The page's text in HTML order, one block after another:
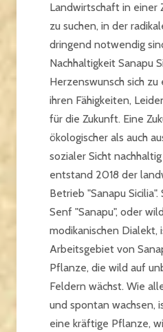
Landwirtschaft in einer
zu suchen, in der
dringend notwendig
Nachhaltigkeit Sanapu
Herzenswunsch sich
ihren Fähigkeiten,
für die Zukunft. Eine
ökologischer als auch
sozialer Sicht
entstand 2018 der
Betrieb "Sanapu
Senf "Sanapu", oder
modikanischen Dialekt,
Arbeitsgebiet von
Pflanze, die wild auf
Feldern wächst. Wie
und spontan wachsen,
eine kräftige Pflanze,